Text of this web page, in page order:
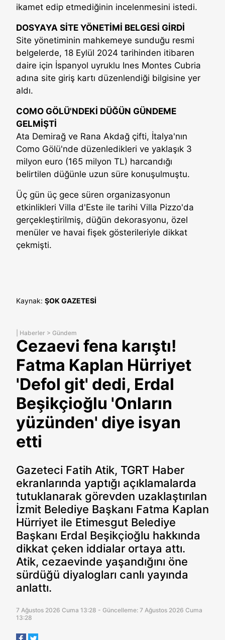
ikamet edip etmediğinin incelenmesini istedi.
DOSYAYA SİTE YÖNETİMİ BELGESİ GİRDİ
Site yönetiminin mahkemeye sunduğu resmi
belgelerde, 18 Eylül 2024 tarihinden itibaren
daire için İspanyol uyruklu Ines Montes Cubria
adına site giriş kartı düzenlendiği bilgisine yer
aldı.
COMO GÖLÜ'NDEKİ DÜĞÜN GÜNDEME
GELMİŞTİ
Ata Demirağ ve Rana Akdağ çifti, İtalya'nın
Como Gölü'nde düzenledikleri ve yaklaşık 3
milyon euro (165 milyon TL) harcandığı
belirtilen düğünle uzun süre konuşulmuştu.
Üç gün üç gece süren organizasyonun
etkinlikleri Villa d'Este ile tarihi Villa Pizzo'da
gerçekleştirilmiş, düğün dekorasyonu, özel
menüler ve havai fişek gösterileriyle dikkat
çekmişti.
Kaynak: ŞOK GAZETESİ
Haberler > Gündem
Cezaevi fena karıştı!
Fatma Kaplan Hürriyet
'Defol git' dedi, Erdal
Beşikçioğlu 'Onların
yüzünden' diye isyan
etti
Gazeteci Fatih Atik, TGRT Haber
ekranlarında yaptığı açıklamalarda
tutuklanarak görevden uzaklaştırılan
İzmit Belediye Başkanı Fatma Kaplan
Hürriyet ile Etimesgut Belediye
Başkanı Erdal Beşikçioğlu hakkında
dikkat çeken iddialar ortaya attı.
Atik, cezaevinde yaşandığını öne
sürdüğü diyalogları canlı yayında
anlattı.
7 Ağustos 2026 Cuma 13:28 - Güncelleme: 7 Ağustos 2026 Cuma
13:28